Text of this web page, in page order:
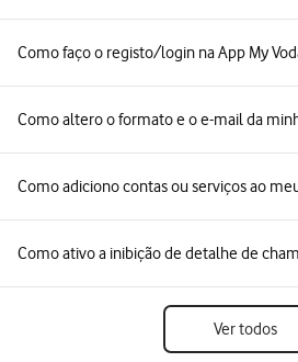
Como faço o registo/login na App My
Como altero o formato e o e-mail da
Como adiciono contas ou serviços ao
Como ativo a inibição de detalhe de
Ver todos